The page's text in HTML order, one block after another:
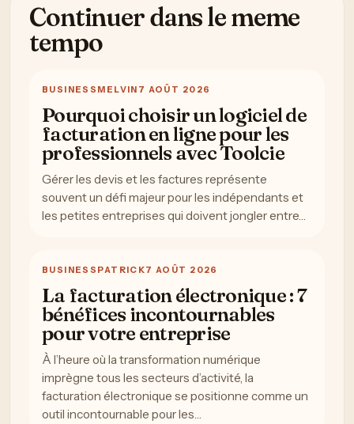
Continuer dans le meme
tempo
BUSINESS MELVIN 7 AOÛT 2026
Pourquoi choisir un logiciel de
facturation en ligne pour les
professionnels avec Toolcie
Gérer les devis et les factures représente
souvent un défi majeur pour les indépendants et
les petites entreprises qui doivent jongler entre…
BUSINESS PATRICK7 AOÛT 2026
La facturation électronique : 7
bénéfices incontournables
pour votre entreprise
À l’heure où la transformation numérique
imprègne tous les secteurs d’activité, la
facturation électronique se positionne comme un
outil incontournable pour les…